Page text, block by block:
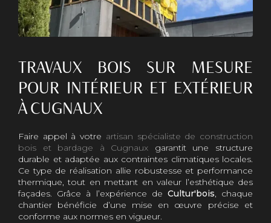
TRAVAUX BOIS SUR MESURE
POUR INTÉRIEUR ET EXTÉRIEUR
À CUGNAUX
Faire appel à votre artisan spécialiste de construction
bois et bardage à Cugnaux garantit une structure
durable et adaptée aux contraintes climatiques locales.
Ce type de réalisation allie robustesse et performance
thermique, tout en mettant en valeur l’esthétique des
façades. Grâce à l’expérience de Cultur'bois, chaque
chantier bénéficie d’une mise en œuvre précise et
conforme aux normes en vigueur.